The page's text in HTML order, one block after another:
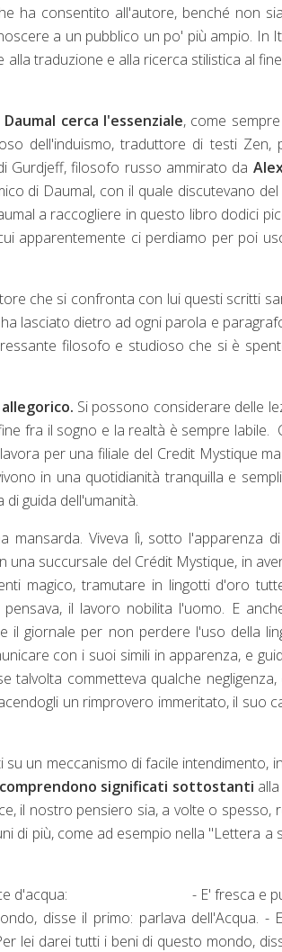
ha consentito all'autore, benché non
a un pubblico un po' più ampio. In
traduzione e alla ricerca stilistica al
Daumal cerca l'essenziale, come
dell'induismo, traduttore di testi Zen,
Gurdjeff, filosofo russo ammirato da
di Daumal, con il quale discutevano
a raccogliere in questo libro dodici
apparentemente ci perdiamo per poi
che si confronta con lui questi scritti
lasciato dietro ad ogni parola e
filosofo e studioso che si è
Si possono considerare delle
fra il sogno e la realtà è sempre labile.
per una filiale del Credit Mystique
in una quotidianità tranquilla e
guida dell'umanità.
Viveva lì, sotto l'apparenza
succursale del Crédit Mystique, in
magico, tramutare in lingotti d'oro
il lavoro nobilita l'uomo. E
il giornale per non perdere l'uso della
con i suoi simili in apparenza, e
talvolta commetteva qualche negligenza,
un rimprovero immeritato, il suo
un meccanismo di facile intendimento,
significati sottostanti
il nostro pensiero sia, a volte o spesso,
di più, come ad esempio nella "Lettera a
Portatrice d'acqua: - E' fresca e
disse il primo: parlava dell'Acqua. -
lei darei tutti i beni di questo mondo,